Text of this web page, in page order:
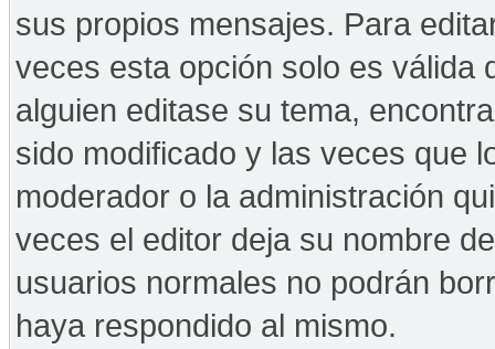
sus propios mensajes. Para
veces esta opción solo es válida
alguien editase su tema,
sido modificado y las veces que
moderador o la administración
veces el editor deja su nombre
usuarios normales no podrán
haya respondido al mismo.